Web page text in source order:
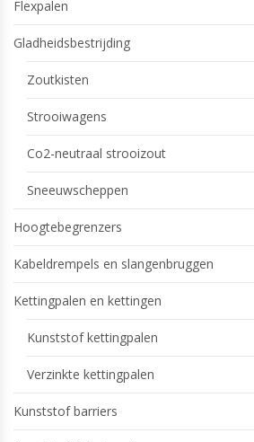
Flexpalen
Gladheidsbestrijding
Zoutkisten
Strooiwagens
Co2-neutraal strooizout
Sneeuwscheppen
Hoogtebegrenzers
Kabeldrempels en slangenbruggen
Kettingpalen en kettingen
Kunststof kettingpalen
Verzinkte kettingpalen
Kunststof barriers